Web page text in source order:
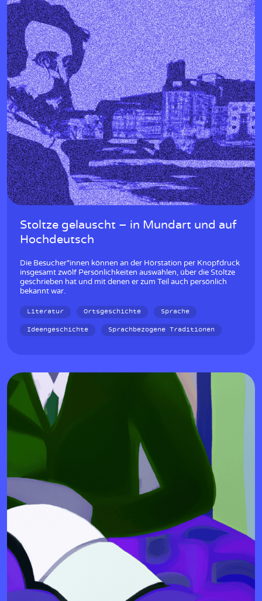
Stoltze gelauscht – in Mundart und auf
Hochdeutsch
Die Besucher*innen können an der Hörstation per Knopfdruck
insgesamt zwölf Persönlichkeiten auswählen, über die Stoltze
geschrieben hat und mit denen er zum Teil auch persönlich
bekannt war.
Literatur Ortsgeschichte
Sprache
Ideengeschichte
Sprachbezogene Traditionen